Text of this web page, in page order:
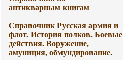
антикварным книгам
Справочник Русская армия и
флот. История полков. Боевые
действия. Воружение,
амуниция, обмундирование.